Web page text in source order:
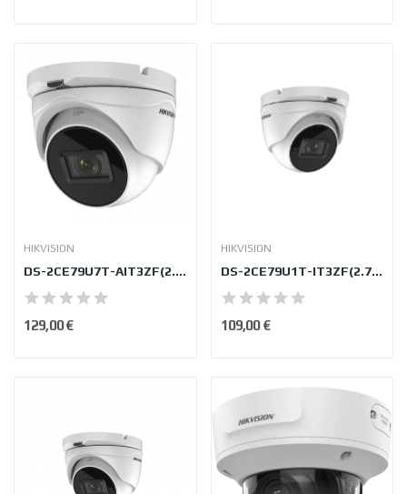
HIKVISION
DS-2CE79U7T-AIT3ZF(2.7-13.5mm)
129,00 €
HIKVISION
DS-2CE79U1T-IT3ZF(2.7-13.5mm)
109,00 €